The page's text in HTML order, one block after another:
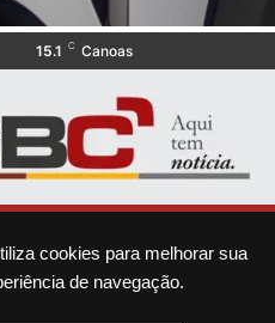
cookies para melhorar sua
de navegação.
15.1 C Canoas